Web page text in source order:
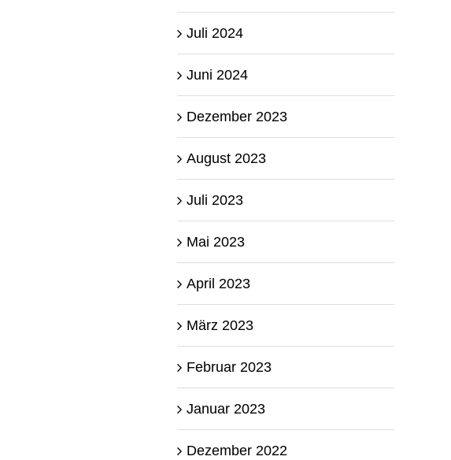
Juli 2024
Juni 2024
Dezember 2023
August 2023
Juli 2023
Mai 2023
April 2023
März 2023
Februar 2023
Januar 2023
Dezember 2022